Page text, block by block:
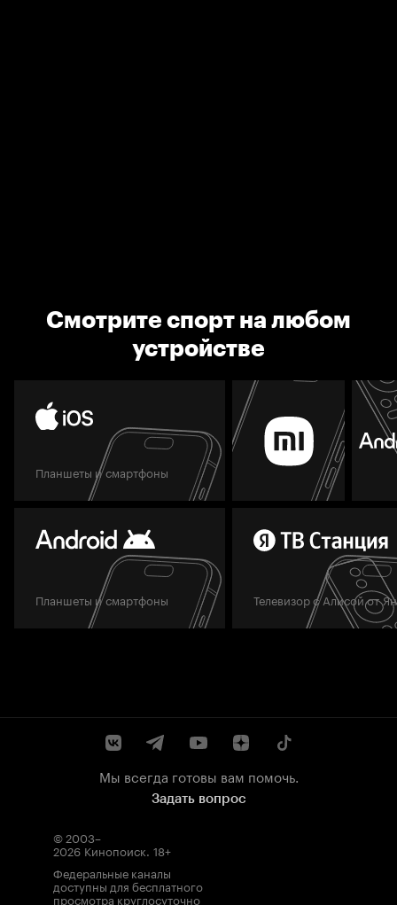
Смотрите спорт на любом
устройстве
Планшеты и смартфоны
Планшеты и смартфоны Телевизор с Алисой от
Мы всегда готовы вам помочь.
Задать вопрос
© 2003–
2026 Кинопоиск. 18+
Федеральные каналы
доступны для бесплатного
просмотра круглосуточно